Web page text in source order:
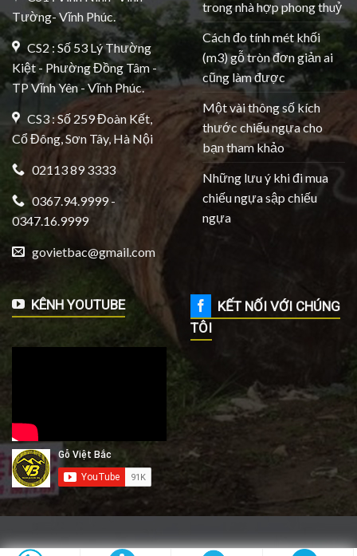
Tường- Vĩnh Phúc.
CS2 : Số 53 Lý Thường
Kiệt - Phường Đồng Tâm -
TP Vĩnh Yên - Vĩnh Phúc.
CS3 : Số 259 Đoàn Kết,
Cổ Đông, Sơn Tây, Hà Nội
02113 89 3333
0367.94.9999 -
0347.16.9999
govietbac@gmail.com
trong nhà hợp phong thuỷ
Cách đo tính mét khối
(m3) gỗ tròn đơn giản ai
cũng làm được
Một vài thông số kích
thước chiếu ngựa cho
bạn tham khảo
Những lưu ý khi đi mua
chiếu ngựa sập chiếu
ngựa
KÊNH YOUTUBE
KẾT NỐI VỚI CHÚNG
TÔI